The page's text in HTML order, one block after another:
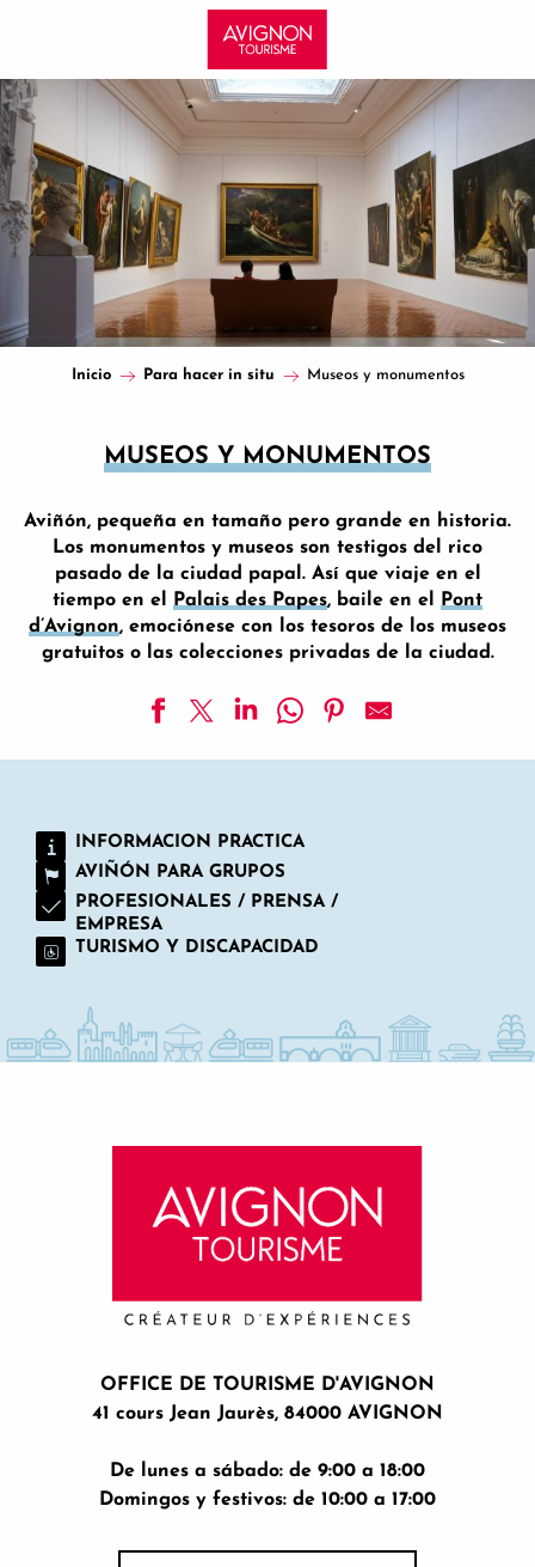
principal
Inicio Para hacer in situ Museos y monumentos
MUSEOS Y MONUMENTOS
Aviñón, pequeña en tamaño pero grande en historia.
Los monumentos y museos son testigos del rico
pasado de la ciudad papal. Así que viaje en el
tiempo en el
Palais des Papes, baile en el
Pont
d’Avignon, emociónese con los tesoros de los museos
gratuitos o las colecciones privadas de la ciudad.
Iglesia Saint-Agricol
Murallas de Aviñón
Eglise Saint-Ruf
Museo del Monte de Piedad y de la Condición de las
Museo Calvet
Le Grenier à sel (Almacén de sal)
Ruedas de paletas de Teinturiers
Museo Lapidario
INFORMACION PRACTICA
AVIÑÓN PARA GRUPOS
PROFESIONALES / PRENSA /
EMPRESA
TURISMO Y DISCAPACIDAD
OFFICE DE TOURISME D'AVIGNON
41 cours Jean Jaurès, 84000 AVIGNON
De lunes a sábado: de 9:00 a 18:00
Domingos y festivos: de 10:00 a 17:00